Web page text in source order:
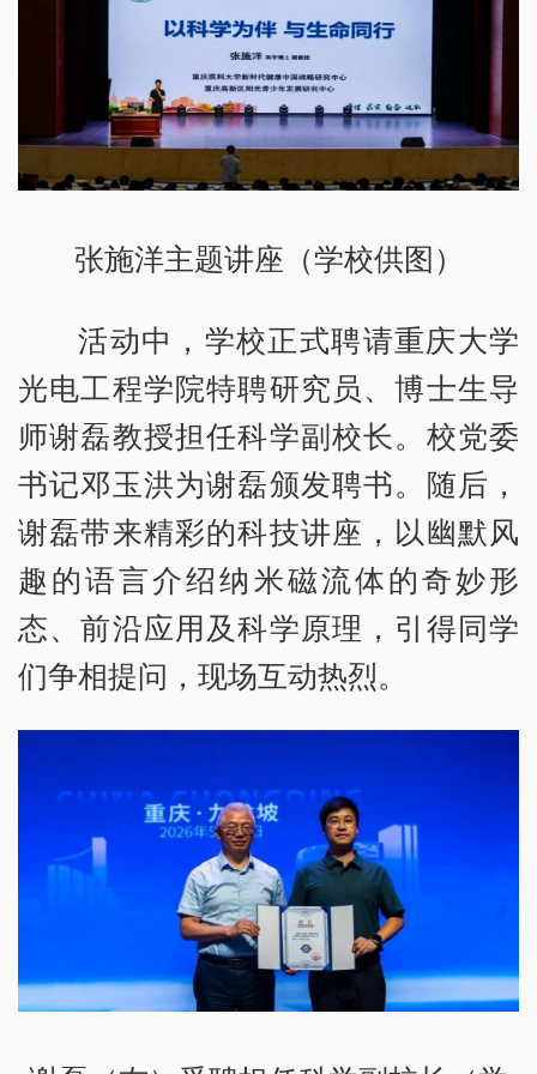
张施洋主题讲座（学校供图）
活动中，学校正式聘请重庆大学
光电工程学院特聘研究员、博士生导
师谢磊教授担任科学副校长。校党委
书记邓玉洪为谢磊颁发聘书。随后，
谢磊带来精彩的科技讲座，以幽默风
趣的语言介绍纳米磁流体的奇妙形
态、前沿应用及科学原理，引得同学
们争相提问，现场互动热烈。